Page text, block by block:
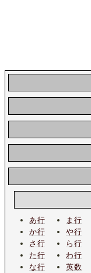
あ行
か行
さ行
た行
な行
ま行
や行
ら行
わ行
英数